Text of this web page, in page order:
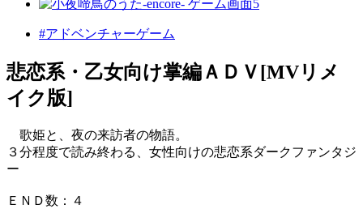
#アドベンチャーゲーム
悲恋系・乙女向け掌編ＡＤＶ[MVリメ
イク版]
歌姫と、夜の来訪者の物語。
３分程度で読み終わる、女性向けの悲恋系ダークファンタジ
ー
ＥＮＤ数：４